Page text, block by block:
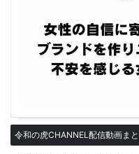
令和の虎CHANNEL配信動画ま